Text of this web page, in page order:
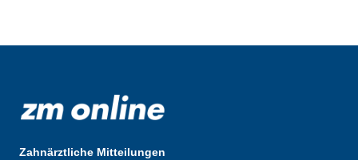
Zahnärztliche Mitteilungen